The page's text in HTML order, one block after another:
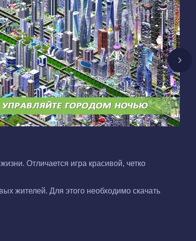
Отличается игра красивой, четко
жителей. Для этого необходимо скачать